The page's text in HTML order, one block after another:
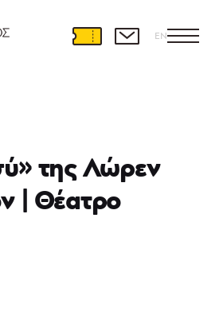
EN
της Λώρεν
| Θέατρο